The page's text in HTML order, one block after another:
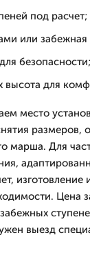
под расчет;
или забежная
безопасности;
высота для
место
размеров,
марша. Для
Цена
выезд